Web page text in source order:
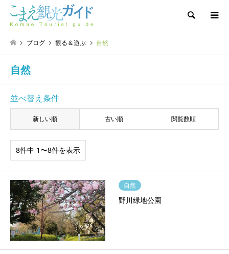
検索
ブログ 観る＆遊ぶ 自然
自然
並べ替え条件
新しい順 古い順 閲覧数順
8件中 1〜8件を表示
自然
野川緑地公園